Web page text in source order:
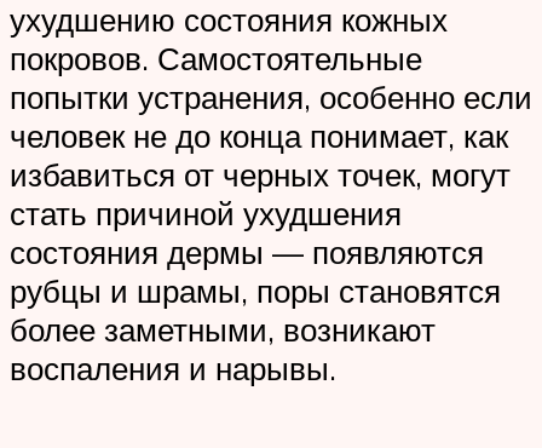
ухудшению состояния кожных
покровов. Самостоятельные
попытки устранения, особенно если
человек не до конца понимает, как
избавиться от черных точек, могут
стать причиной ухудшения
состояния дермы — появляются
рубцы и шрамы, поры становятся
более заметными, возникают
воспаления и нарывы.